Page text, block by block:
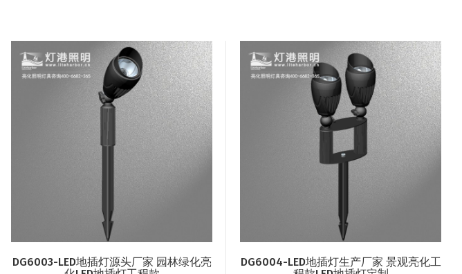
DG6003-LED地插灯源头厂家 园林绿化亮
DG6004-LED地插灯生产厂家 景观亮化工